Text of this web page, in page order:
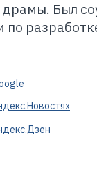
Был